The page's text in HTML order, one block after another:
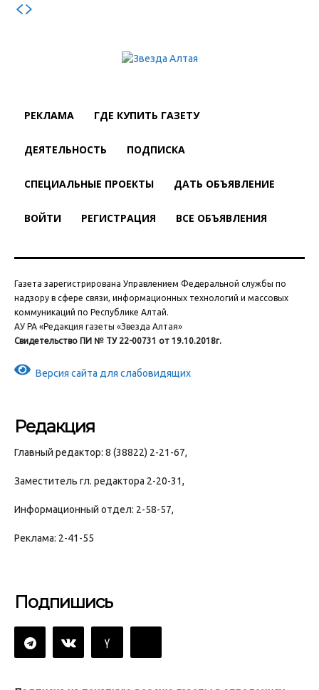
РЕКЛАМА ГДЕ КУПИТЬ ГАЗЕТУ
ДЕЯТЕЛЬНОСТЬ ПОДПИСКА
СПЕЦИАЛЬНЫЕ ПРОЕКТЫ ДАТЬ ОБЪЯВЛЕНИЕ
ВОЙТИ РЕГИСТРАЦИЯ ВСЕ ОБЪЯВЛЕНИЯ
Газета зарегистрирована Управлением Федеральной службы по
надзору в сфере связи, информационных технологий и массовых
коммуникаций по Республике Алтай.
АУ РА «Редакция газеты «Звезда Алтая»
Свидетельство ПИ № ТУ 22-00731 от 19.10.2018г.
Версия сайта для слабовидящих
Редакция
Главный редактор: 8 (38822) 2-21-67,
Заместитель гл. редактора 2-20-31,
Информационный отдел: 2-58-57,
Реклама: 2-41-55
Подпишись